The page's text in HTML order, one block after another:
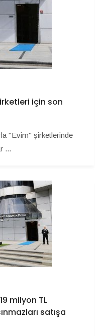
için son
''Evim'' şirketlerinde
...
milyon TL
satışa